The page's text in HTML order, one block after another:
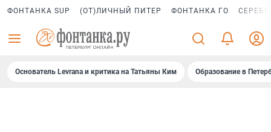
ФОНТАНКА SUP (ОТ)ЛИЧНЫЙ ПИТЕР ФОНТАНКА ГО
Основатель Levrana и критика на Татьяны Ким Образование в